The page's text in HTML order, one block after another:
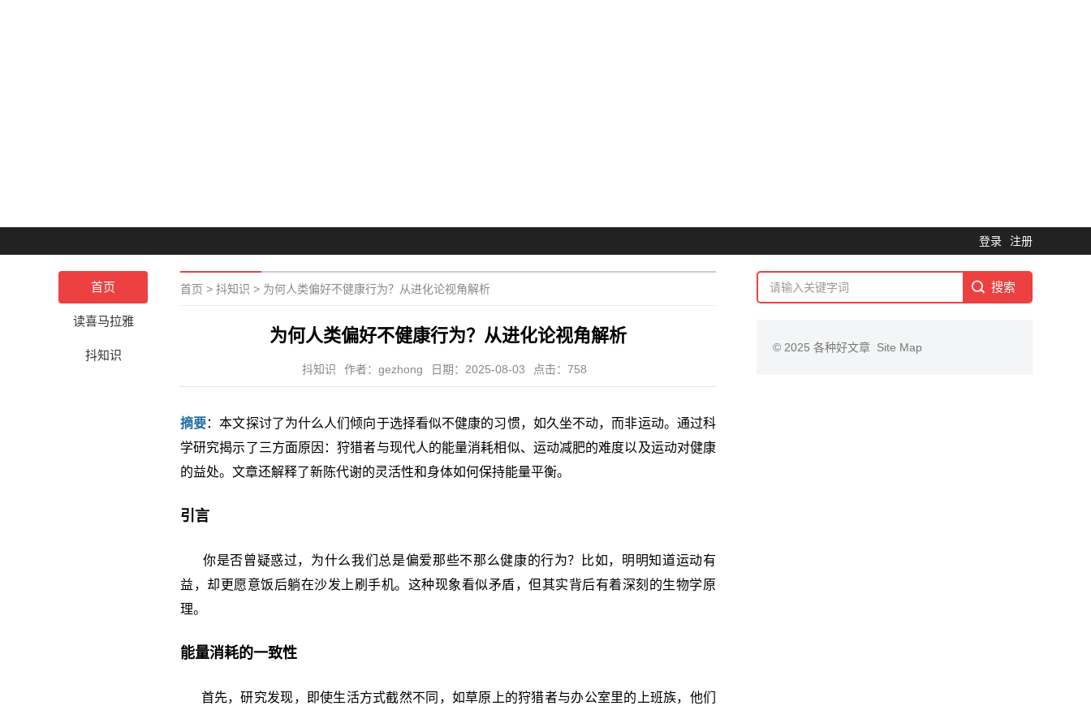
登录 注册
首页
读喜马拉雅
抖知识
首页 > 抖知识 > 为何人类偏好不健康行为？从进化论视角解析
为何人类偏好不健康行为？从进化论视角解析
抖知识 作者：gezhong 日期：2025-08-03 点击：758
摘要：本文探讨了为什么人们倾向于选择看似不健康的习惯，如久坐不动，而非运动。通过科
学研究揭示了三方面原因：狩猎者与现代人的能量消耗相似、运动减肥的难度以及运动对健康
的益处。文章还解释了新陈代谢的灵活性和身体如何保持能量平衡。
引言
你是否曾疑惑过，为什么我们总是偏爱那些不那么健康的行为？比如，明明知道运动有
益，却更愿意饭后躺在沙发上刷手机。这种现象看似矛盾，但其实背后有着深刻的生物学原
理。
能量消耗的一致性
首先，研究发现，即使生活方式截然不同，如草原上的狩猎者与办公室里的上班族，他们
© 2025 各种好文章 Site Map